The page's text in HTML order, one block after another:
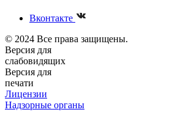
Вконтакте
© 2024 Все права защищены.
Версия для
слабовидящих
Версия для
печати
Лицензии
Надзорные органы